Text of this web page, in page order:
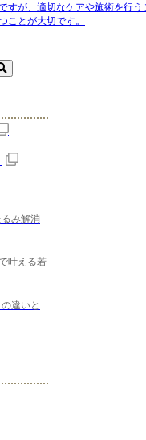
すが、適切なケアや施術を行
ことが大切です。
み解消
叶える若
違いと